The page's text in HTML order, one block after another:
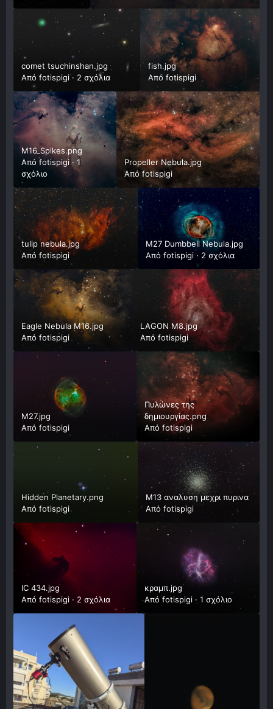
173)
comet tsuchinshan.jpg
Απόfotispigi· 2 σχόλια
fish.jpg
Από fotispigi
M16_Spikes.png
Από fotispigi· 1
σχόλιο
Propeller Nebula.jpg
Απόfotispigi
tulip nebula.jpg
Από fotispigi
Μ27 Dumbbell Nebula.jpg
Απόfotispigi · 2 σχόλια
Eagle Nebula M16.jpg
Από fotispigi
LAGON M8.jpg
Απόfotispigi
Μ27.jpg
Από fotispigi
Πυλώνες της
δημιουργίας.png
Από fotispigi
Hidden Planetary.png
Από fotispigi
Μ13 αναλυση μεχρι πυρινα
Από fotispigi
IC 434.jpg
Από fotispigi · 2 σχόλια
κραμπ.jpg
Από fotispigi· 1 σχόλιο